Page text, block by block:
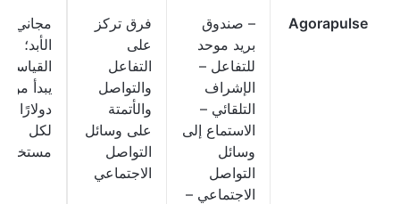
Agorapulse
– صندوق
بريد موحد
للتفاعل –
الإشراف
التلقائي –
الاستماع إلى
وسائل
التواصل
الاجتماعي –
فرق تركز
على
التفاعل
والتواصل
والأتمتة
على وسائل
التواصل
الاجتماعي
مجاني
الأبد؛
القياسي:
دولارًا
لكل
مستخدم